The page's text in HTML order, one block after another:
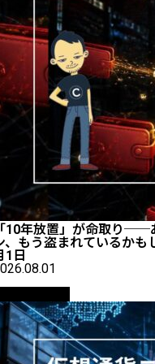
10年放置」が命取り──
、もう盗まれているか
1日